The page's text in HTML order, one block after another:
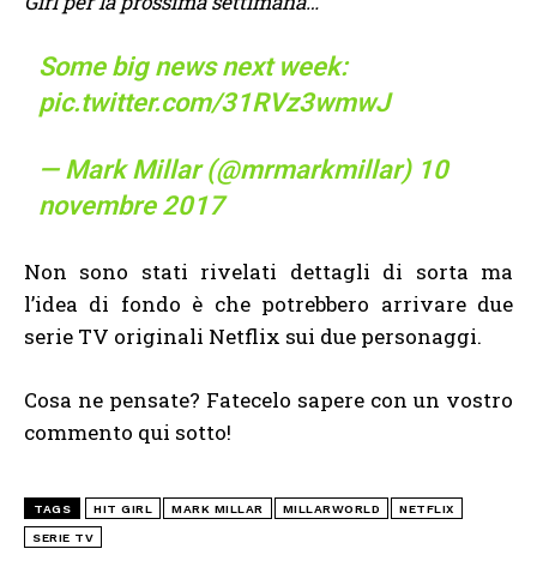
Some big news next week:
pic.twitter.com/31RVz3wmwJ
— Mark Millar (@mrmarkmillar) 10
novembre 2017
Non sono stati rivelati dettagli di sorta ma
l’idea di fondo è che potrebbero arrivare due
serie TV originali Netflix sui due personaggi.
Cosa ne pensate? Fatecelo sapere con un vostro
commento qui sotto!
TAGS HIT GIRL MARK MILLAR MILLARWORLD NETFLIX
SERIE TV